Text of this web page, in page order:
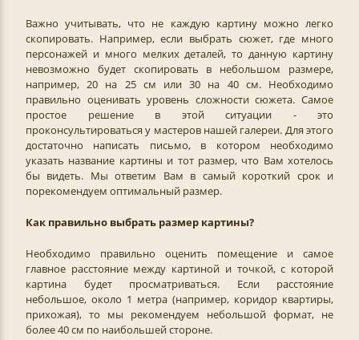
Важно учитывать, что не каждую картину можно легко
скопировать. Например, если выбрать сюжет, где много
персонажей и много мелких деталей, то данную картину
невозможно будет скопировать в небольшом размере,
например, 20 на 25 см или 30 на 40 см. Необходимо
правильно оценивать уровень сложности сюжета. Самое
простое решение в этой ситуации - это
проконсультироваться у мастеров нашей галереи. Для этого
достаточно написать письмо, в котором необходимо
указать название картины и тот размер, что Вам хотелось
бы видеть. Мы ответим Вам в самый короткий срок и
порекомендуем оптимальный размер.
Как правильно выбрать размер картины?
Необходимо правильно оценить помещение и самое
главное расстояние между картиной и точкой, с которой
картина будет просматриваться. Если расстояние
небольшое, около 1 метра (например, коридор квартиры,
прихожая), то мы рекомендуем небольшой формат, не
более 40 см по наибольшей стороне.